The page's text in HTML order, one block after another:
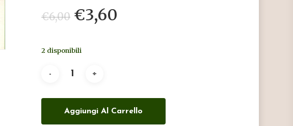
€6,00 Il
prezzo
originale
€6,00.
€3,60
2 disponibili
Aggiungi Al Carrello